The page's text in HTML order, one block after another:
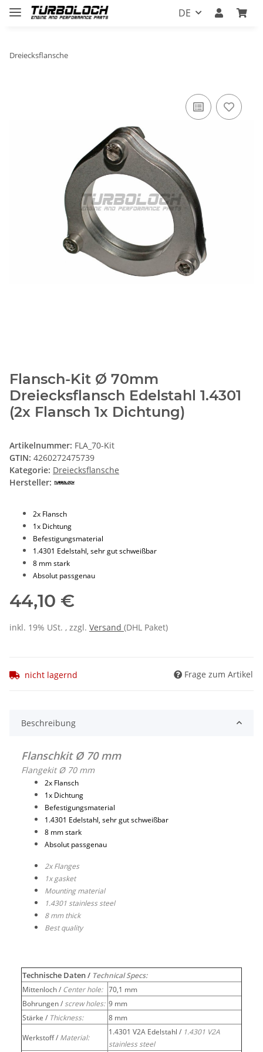
DE
Dreiecksflansche
Flansch-Kit Ø 70mm
Dreiecksflansch Edelstahl 1.4301
(2x Flansch 1x Dichtung)
Artikelnummer: FLA_70-Kit
GTIN: 4260272475739
Kategorie: Dreiecksflansche
Hersteller:
2x Flansch
1x Dichtung
Befestigungsmaterial
1.4301 Edelstahl, sehr gut schweißbar
8 mm stark
Absolut passgenau
44,10 €
inkl. 19% USt. , zzgl. Versand (DHL Paket)
nicht lagernd Frage zum Artikel
Beschreibung
Flanschkit Ø 70 mm
Flangekit Ø 70 mm
2x Flansch
1x Dichtung
Befestigungsmaterial
1.4301 Edelstahl, sehr gut schweißbar
8 mm stark
Absolut passgenau
2x Flanges
1x gasket
Mounting material
1.4301 stainless steel
8 mm thick
Best quality
Technische Daten / Technical Specs:
Mittenloch / Center hole: 70,1 mm
Bohrungen / screw holes: 9 mm
Stärke / Thickness:
8 mm
Werkstoff / Material:
1.4301 V2A Edelstahl / 1.4301 V2A
stainless steel